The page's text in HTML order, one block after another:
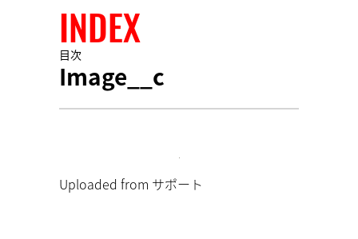
INDEX
目次
Image__c
Uploaded from サポート